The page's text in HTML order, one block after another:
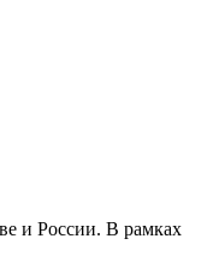
и России. В рамках